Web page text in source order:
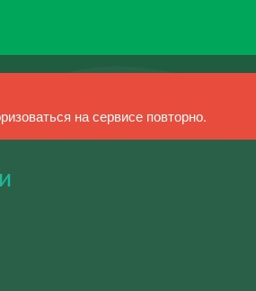
на сервисе повторно.